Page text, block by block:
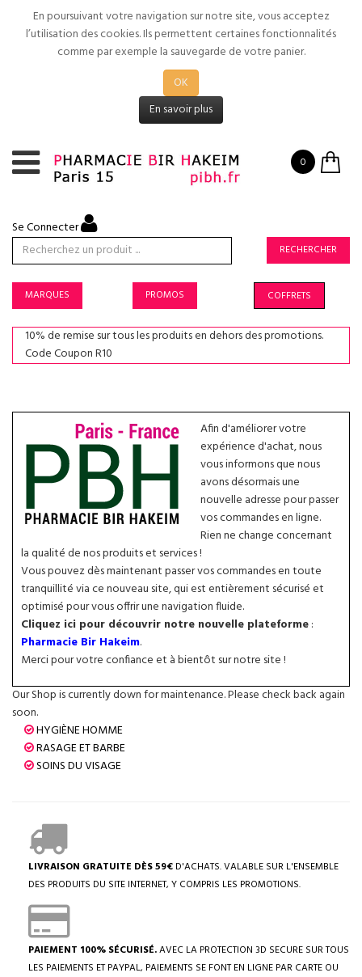
En poursuivant votre navigation sur notre site, vous acceptez
l’utilisation des cookies. Ils permettent certaines fonctionnalités
comme par exemple la sauvegarde de votre panier.
OK
En savoir plus
0
Se Connecter
RECHERCHER
MARQUES PROMOS COFFRETS
10% de remise sur tous les produits en dehors des promotions.
Code Coupon R10
Afin d'améliorer votre
expérience d'achat, nous
vous informons que nous
avons désormais une
nouvelle adresse pour passer
vos commandes en ligne.
Rien ne change concernant
la qualité de nos produits et services !
Vous pouvez dès maintenant passer vos commandes en toute
tranquillité via ce nouveau site, qui est entièrement sécurisé et
optimisé pour vous offrir une navigation fluide.
Cliquez ici pour découvrir notre nouvelle plateforme:
Pharmacie Bir Hakeim.
Merci pour votre confiance et à bientôt sur notre site !
Our Shop is currently down for maintenance. Please check back again
soon.
HYGIÈNE HOMME
RASAGE ET BARBE
SOINS DU VISAGE
LIVRAISON GRATUITE DÈS 59€ D'ACHATS. VALABLE SUR L'ENSEMBLE
DES PRODUITS DU SITE INTERNET, Y COMPRIS LES PROMOTIONS.
PAIEMENT 100% SÉCURISÉ.AVEC LA PROTECTION 3D SECURE SUR TOUS
LES PAIEMENTS ET PAYPAL, PAIEMENTS SE FONT EN LIGNE PAR CARTE OU